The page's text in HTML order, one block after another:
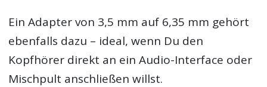
Ein Adapter von 3,5 mm auf 6,35 mm gehört
ebenfalls dazu – ideal, wenn Du den
Kopfhörer direkt an ein Audio-Interface oder
Mischpult anschließen willst.